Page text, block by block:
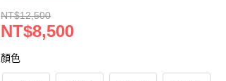
NT$12,500
NT$8,500
顏色